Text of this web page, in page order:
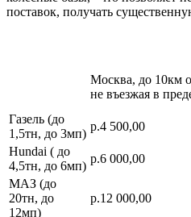
поставок, получать
Москва, до 10км
не въезжая в
Газель (до
1,5тн, до 3мп)
р.4 500,00
Hundai ( до
4,5тн, до 6мп)
р.6 000,00
МАЗ (до
20тн, до
12мп)
р.12 000,00